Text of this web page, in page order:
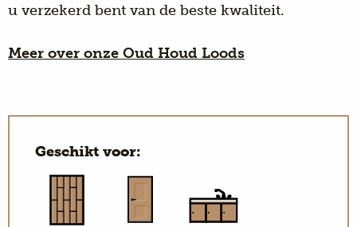
u verzekerd bent van de beste kwaliteit.
Meer over onze Oud Houd Loods
Geschikt voor: